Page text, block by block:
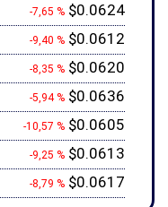
-7,65 % $0.0624
-9,40 % $0.0612
-8,35 % $0.0620
-5,94 % $0.0636
-10,57 % $0.0605
-9,25 % $0.0613
-8,79 % $0.0617